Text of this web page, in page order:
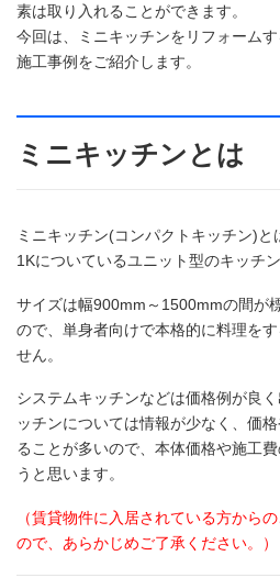
素は取り入れることができます。
今回は、ミニキッチンをリフォームす
施工事例をご紹介します。
ミニキッチンとは
ミニキッチン(コンパクトキッチン)
1Kについているユニット型のキッチ
サイズは幅900mm～1500mmの間が
ので、単身者向けで本格的に料理を
せん。
システムキッチンなどは価格例が良
ッチンについては情報が少なく、価
ることが多いので、本体価格や施工
うと思います。
（賃貸物件に入居されている方から
ので、あらかじめご了承ください。）